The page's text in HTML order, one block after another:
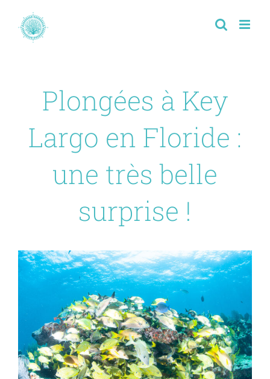
contenu
Plongées à Key
Largo en Floride :
une très belle
surprise !